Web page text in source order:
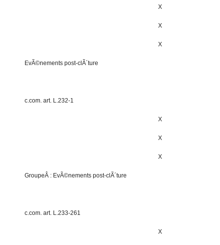
X
X
X
EvÃ©nements post-clÃ´ture
c.com. art. L.232-1
X
X
X
GroupeÂ : EvÃ©nements post-clÃ´ture
c.com. art. L.233-261
X